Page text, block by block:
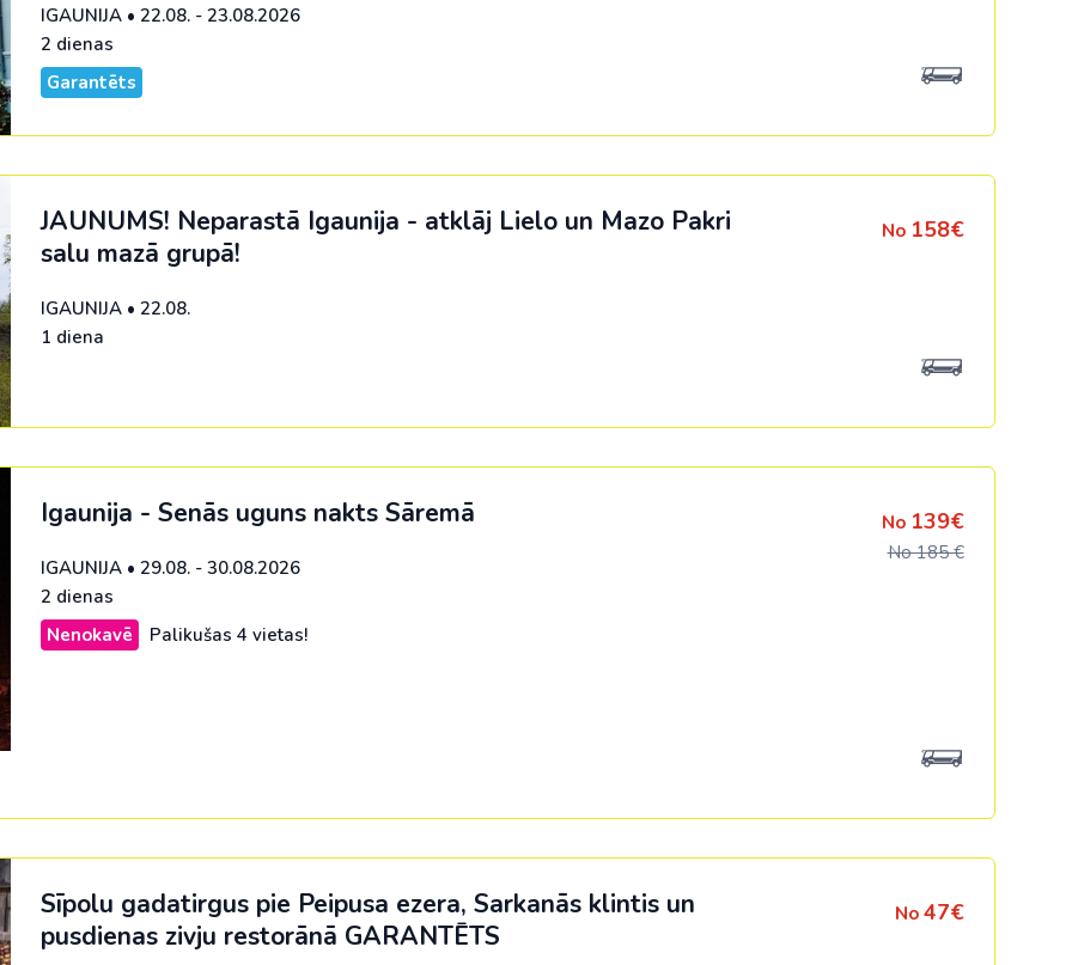
IGAUNIJA• 22.08. - 23.08.2026
2 dienas
Garantēts
JAUNUMS! Neparastā Igaunija - atklāj Lielo un Mazo Pakri
salu mazā grupā!
IGAUNIJA• 22.08.
1 diena
No 158€
Igaunija - Senās uguns nakts Sāremā
IGAUNIJA• 29.08. - 30.08.2026
2 dienas
Nenokavē
Palikušas 4 vietas!
No 139€
No 185 €
Sīpolu gadatirgus pie Peipusa ezera, Sarkanās klintis un
pusdienas zivju restorānā GARANTĒTS
No 47€